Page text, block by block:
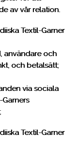
av vår relation.
Textil-Garner
användare och
och betalsätt;
via sociala
Textil-Garner